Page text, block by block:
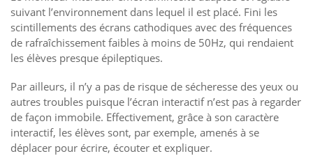
suivant l’environnement dans lequel il est placé. Fini les
scintillements des écrans cathodiques avec des fréquences
de rafraîchissement faibles à moins de 50Hz, qui rendaient
les élèves presque épileptiques.
Par ailleurs, il n’y a pas de risque de sécheresse des yeux ou
autres troubles puisque l’écran interactif n’est pas à regarder
de façon immobile. Effectivement, grâce à son caractère
interactif, les élèves sont, par exemple, amenés à se
déplacer pour écrire, écouter et expliquer.